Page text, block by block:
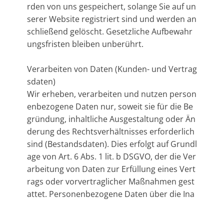
rden von uns gespeichert, solange Sie auf un
serer Website registriert sind und werden an
schließend gelöscht. Gesetzliche Aufbewahr
ungsfristen bleiben unberührt.
Verarbeiten von Daten (Kunden- und Vertrag
sdaten)
Wir erheben, verarbeiten und nutzen person
enbezogene Daten nur, soweit sie für die Be
gründung, inhaltliche Ausgestaltung oder Än
derung des Rechtsverhältnisses erforderlich
sind (Bestandsdaten). Dies erfolgt auf Grundl
age von Art. 6 Abs. 1 lit. b DSGVO, der die Ver
arbeitung von Daten zur Erfüllung eines Vert
rags oder vorvertraglicher Maßnahmen gest
attet. Personenbezogene Daten über die Ina